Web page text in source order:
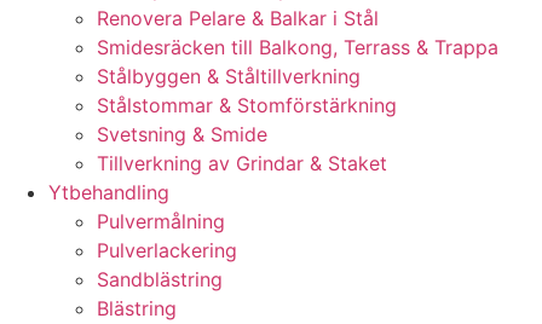
Renovera Pelare & Balkar i Stål
Smidesräcken till Balkong, Terrass & Trappa
Stålbyggen & Ståltillverkning
Stålstommar & Stomförstärkning
Svetsning & Smide
Tillverkning av Grindar & Staket
Ytbehandling
Pulvermålning
Pulverlackering
Sandblästring
Blästring